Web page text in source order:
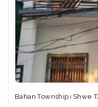
Bahan Township ၊ Shwe